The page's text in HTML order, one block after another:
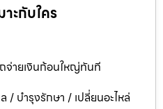
าะกับใคร
จ่ายเงินก้อนใหญ่ทันที
/ บำรุงรักษา / เปลี่ยนอะไหล่